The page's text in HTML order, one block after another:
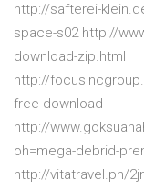
http://safterei-
space-s02 http://
download-zip.html
http://
free-download
http://
oh=mega-debrid-
http://vitatravel.ph/